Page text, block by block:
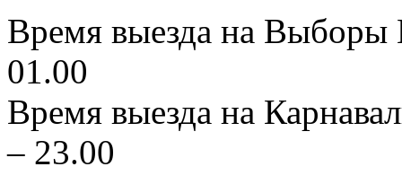
Время выезда на Выборы
01.00
Время выезда на
– 23.00